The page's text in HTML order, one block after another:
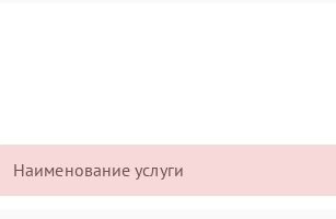
Наименование услуги